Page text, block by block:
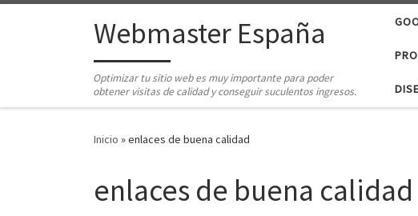
Saltar al contenidoWebmaster España
Optimizar tu sitio web es muy importante para poder
obtener visitas de calidad y conseguir suculentos ingresos.
Inicio »enlaces de buena calidad
enlaces de buena calidad